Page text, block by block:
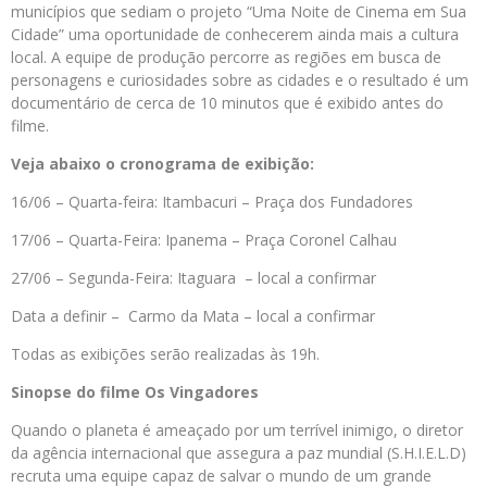
municípios que sediam o projeto “Uma Noite de Cinema em Sua
Cidade” uma oportunidade de conhecerem ainda mais a cultura
local. A equipe de produção percorre as regiões em busca de
personagens e curiosidades sobre as cidades e o resultado é um
documentário de cerca de 10 minutos que é exibido antes do
filme.
Veja abaixo o cronograma de exibição:
16/06 – Quarta-feira: Itambacuri – Praça dos Fundadores
17/06 – Quarta-Feira: Ipanema – Praça Coronel Calhau
27/06 – Segunda-Feira: Itaguara – local a confirmar
Data a definir – Carmo da Mata – local a confirmar
Todas as exibições serão realizadas às 19h.
Sinopse do filme Os Vingadores
Quando o planeta é ameaçado por um terrível inimigo, o diretor
da agência internacional que assegura a paz mundial (S.H.I.E.L.D)
recruta uma equipe capaz de salvar o mundo de um grande